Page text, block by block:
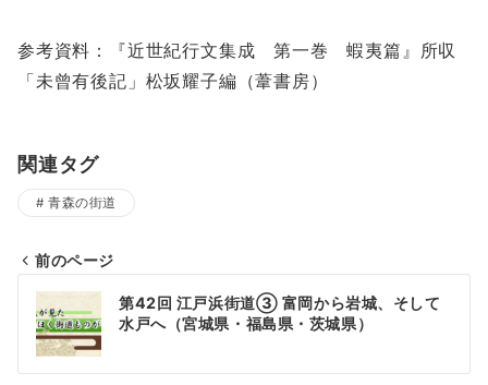
参考資料：『近世紀行文集成 第一巻 蝦夷篇』所収
「未曾有後記」松坂耀子編（葦書房）
関連タグ
青森の街道
投
稿
ナ
前のページ
第42回 江戸浜街道③ 富岡から岩城、そして
水戸へ（宮城県・福島県・茨城県）